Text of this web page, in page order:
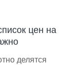
цен на
делятся